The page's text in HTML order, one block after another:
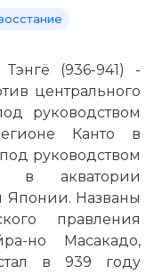
(936-941) -
центрального
руководством
Канто в
руководством
в акватории
Японии. Названы
правления
но Масакадо,
в 939 году